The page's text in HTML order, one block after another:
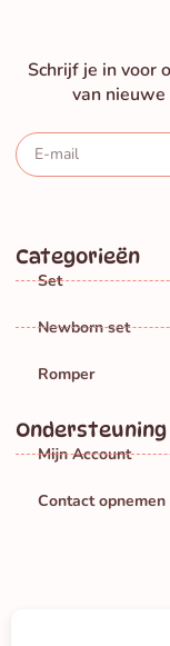
Schrijf je in voor
van
Categorieën
Set
Newborn set
Romper
Ondersteuning
Mijn Account
Contact opnemen